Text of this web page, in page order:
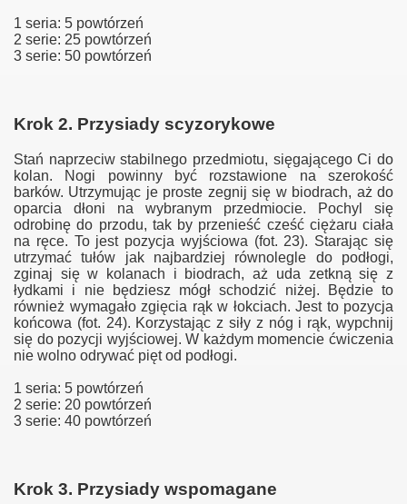
1 seria: 5 powtórzeń
2 serie: 25 powtórzeń
3 serie: 50 powtórzeń
Krok 2. Przysiady scyzorykowe
Stań naprzeciw stabilnego przedmiotu, sięgającego Ci do
kolan. Nogi powinny być rozstawione na szerokość
barków. Utrzymując je proste zegnij się w biodrach, aż do
oparcia dłoni na wybranym przedmiocie. Pochyl się
odrobinę do przodu, tak by przenieść cześć ciężaru ciała
na ręce. To jest pozycja wyjściowa (fot. 23). Starając się
utrzymać tułów jak najbardziej równolegle do podłogi,
zginaj się w kolanach i biodrach, aż uda zetkną się z
łydkami i nie będziesz mógł schodzić niżej. Będzie to
również wymagało zgięcia rąk w łokciach. Jest to pozycja
końcowa (fot. 24). Korzystając z siły z nóg i rąk, wypchnij
się do pozycji wyjściowej. W każdym momencie ćwiczenia
nie wolno odrywać pięt od podłogi.
1 seria: 5 powtórzeń
2 serie: 20 powtórzeń
3 serie: 40 powtórzeń
Krok 3. Przysiady wspomagane